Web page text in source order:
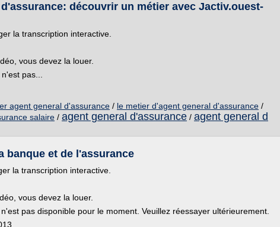
découvrir un métier avec Jactiv.ouest-
la transcription interactive.
vous devez la louer.
pas...
agent general d'assurance / le metier d'agent general d'assurance /
salaire / agent general d'assurance / agent general d
banque et de l'assurance
la transcription interactive.
vous devez la louer.
pas disponible pour le moment. Veuillez réessayer ultérieurement.